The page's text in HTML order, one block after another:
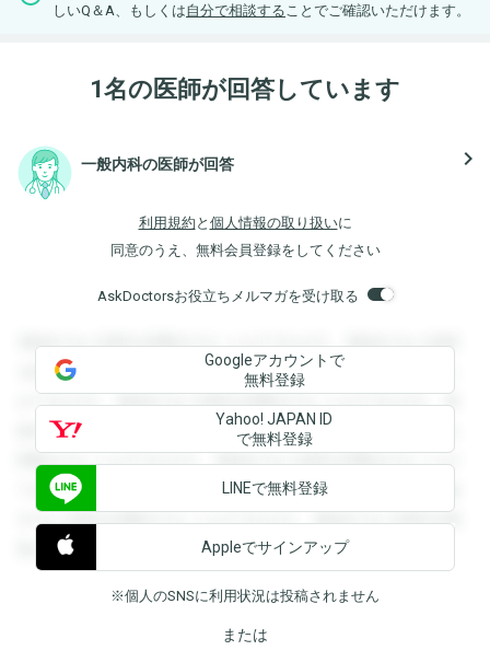
しいQ＆A、もしくは自分で相談する ことでご確認いただけます。
1名の医師が回答しています
一般内科の医師が回答 navigate_next
利用規約 と 個人情報の取り扱いに
同意のうえ、無料会員登録をしてください
AskDoctorsお役立ちメルマガを受け取る
登録すると回答を閲覧することができます。登録すると回答
を閲覧することができます。登録すると回答を閲覧すること
ができます。登録すると回答を閲覧することができます。登
録すると回答を閲覧することができます。登録すると回答を
閲覧することができます。登録すると回答を閲覧することが
できます。登録すると回答を閲覧することができます。登録
すると回答を閲覧することができます。登録すると回答を閲
覧することができます。
Googleアカウントで
無料登録
Yahoo! JAPAN ID
で無料登録
LINEで無料登録
Appleでサインアップ
※個人のSNSに利用状況は投稿されません
または